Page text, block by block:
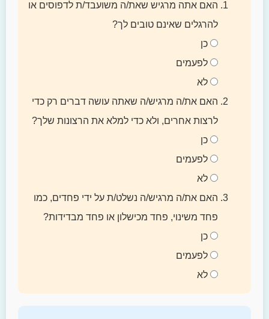
האם אתה מרגיש שאת/ה משועבד/ת לדפוסים או
להרגלים שאינם טובים לך?
לפעמים
האם את/ה מרגיש/ה שאתה עושה דברים רק כדי
לרצות אחרים, ולא כדי למלא את הרצונות שלך?
לפעמים
האם את/ה מרגיש/ה נשלט/ת על ידי פחדים, כמו
פחד משינוי, פחד מכישלון או פחד מבדידות?
לפעמים